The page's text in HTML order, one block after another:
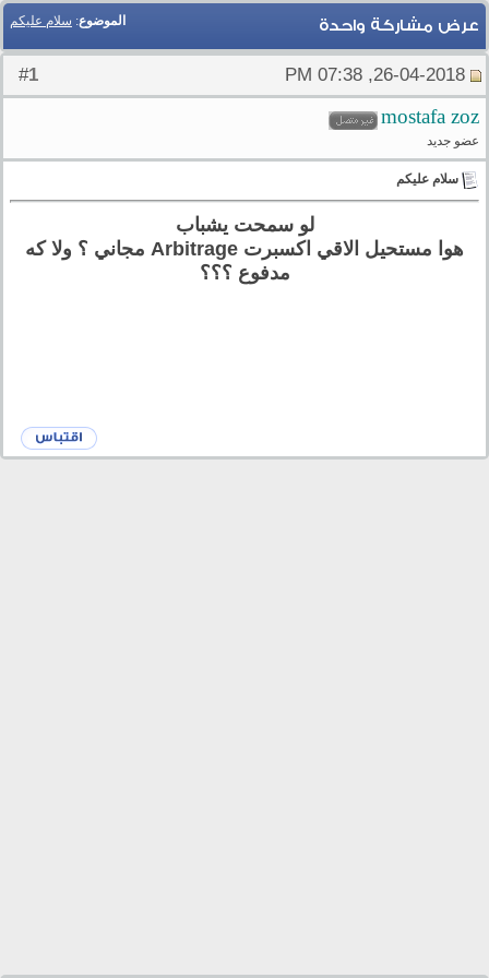
الموضوع: سلام عليكم عرض مشاركة واحدة
1
mostafa zoz
عضو جديد
سلام عليكم
لو سمحت يشباب
هوا مستحيل الاقي اكسبرت Arbitrage مجاني ؟ ولا كه
مدفوع ؟؟؟